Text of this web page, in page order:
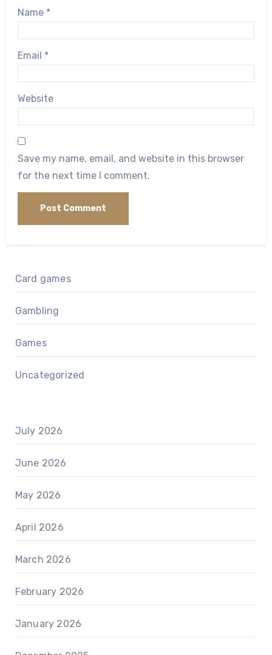
Name *
Email *
Website
Save my name, email, and website in this browser
for the next time I comment.
Card games
Gambling
Games
Uncategorized
July 2026
June 2026
May 2026
April 2026
March 2026
February 2026
January 2026